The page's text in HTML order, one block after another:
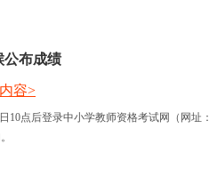
公布成绩
10点后登录中小学教师资格考试网（网址：
容>